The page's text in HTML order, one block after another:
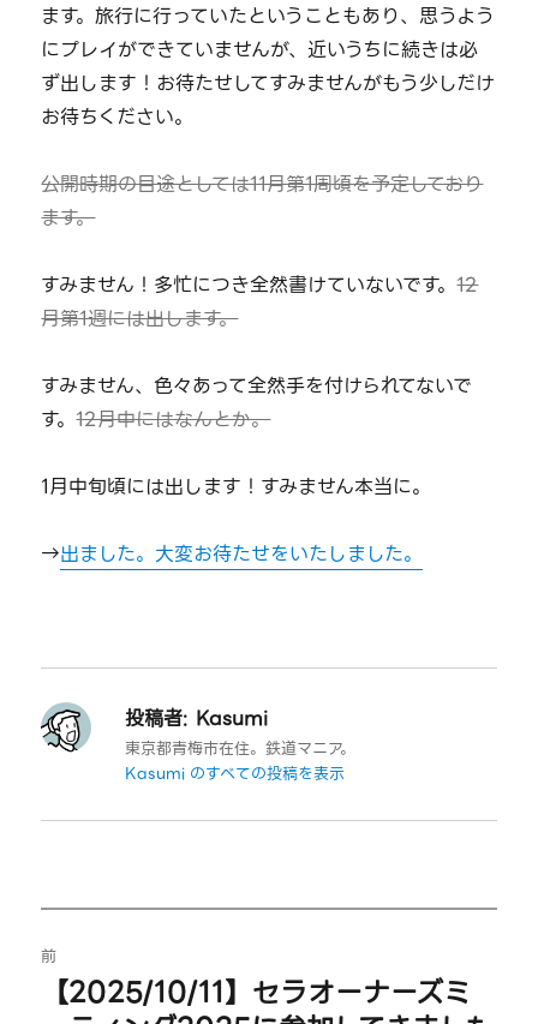
ます。旅行に行っていたということもあり、思うよう
にプレイができていませんが、近いうちに続きは必
ず出します！お待たせしてすみませんがもう少しだけ
お待ちください。
公開時期の目途としては11月第1周頃を予定しており
ます。
すみません！多忙につき全然書けていないです。12
月第1週には出します。
すみません、色々あって全然手を付けられてないで
す。12月中にはなんとか。
1月中旬頃には出します！すみません本当に。
→出ました。大変お待たせをいたしました。
投稿者: Kasumi
東京都青梅市在住。鉄道マニア。
Kasumi のすべての投稿を表示
稿
前
【2025/10/11】セラオーナーズミ